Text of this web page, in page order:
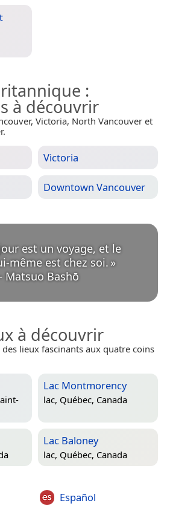
:
à découvrir
Victoria, North Vancouver et
Victoria
Downtown Vancouver
est un voyage, et le
même est chez soi.
Matsuo Bashō
à découvrir
lieux fascinants aux quatre coins
Lac Montmorency
lac, Québec, Canada
Lac Baloney
lac, Québec, Canada
Español